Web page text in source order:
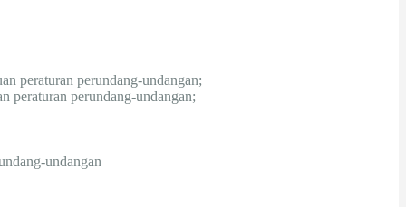
peraturan perundang-undangan;
peraturan perundang-undangan;
undangan